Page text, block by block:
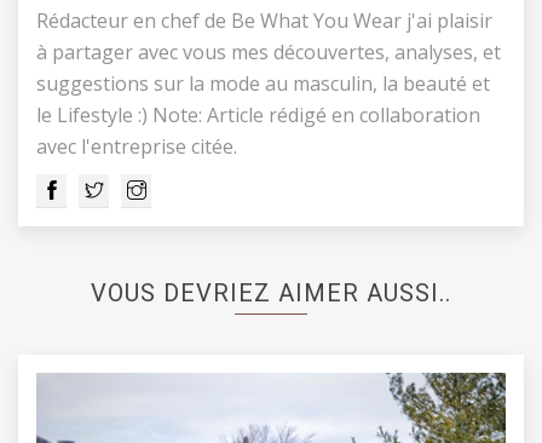
Rédacteur en chef de Be What You Wear j'ai plaisir
à partager avec vous mes découvertes, analyses, et
suggestions sur la mode au masculin, la beauté et
le Lifestyle :) Note: Article rédigé en collaboration
avec l'entreprise citée.
VOUS DEVRIEZ AIMER AUSSI..